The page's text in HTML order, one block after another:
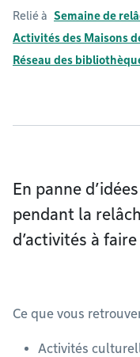
Relié à Semaine de
Activités des Maisons
Réseau des
En panne
pendant la
d’activités à
Ce que vous
Activités